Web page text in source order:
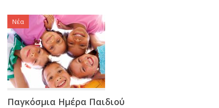
Νέα
Παγκόσμια Ημέρα Παιδιού